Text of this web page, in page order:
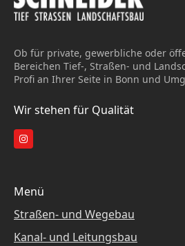
Ob für private, gewerbliche oder
Bereichen Tief-, Straßen- und
Profi an Ihrer Seite in Bonn und
Wir stehen für Qualität
Menü
Straßen- und Wegebau
Kanal- und Leitungsbau